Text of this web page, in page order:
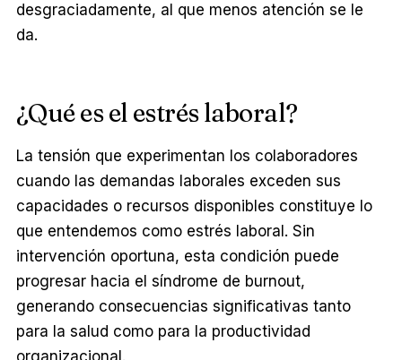
desgraciadamente, al que menos atención se le
da.
¿Qué es el estrés laboral?
La tensión que experimentan los colaboradores
cuando las demandas laborales exceden sus
capacidades o recursos disponibles constituye lo
que entendemos como estrés laboral. Sin
intervención oportuna, esta condición puede
progresar hacia el síndrome de burnout,
generando consecuencias significativas tanto
para la salud como para la productividad
organizacional.